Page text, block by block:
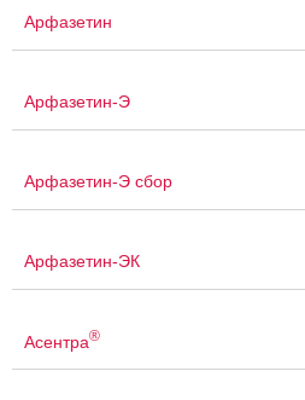
Арфазетин
Арфазетин-Э
Арфазетин-Э сбор
Арфазетин-ЭК
Асентра®